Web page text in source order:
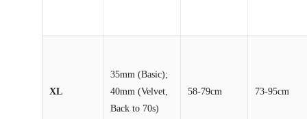
XL
35mm (Basic);
40mm (Velvet,
Back to 70s)
58-79cm 73-95cm